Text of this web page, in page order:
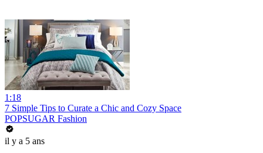
1:18
7 Simple Tips to Curate a Chic and Cozy Space
POPSUGAR Fashion
il y a 5 ans